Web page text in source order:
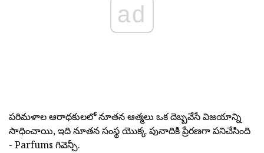
ad
పరిమళాల ఆరాధకులలో నూతన ఆత్మలు ఒక దెబ్బవేసే విజయాన్ని
సాధించాయి, ఇది నూతన సంస్థ యొక్క పునాదికి ప్రేరణగా పనిచేసింది
- Parfums గివెన్చీ.